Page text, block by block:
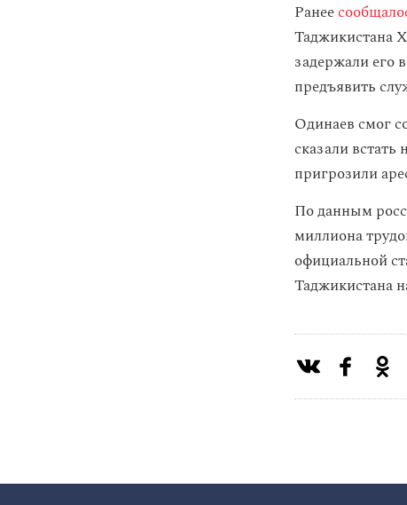
Ранее
Таджикистана
задержали его
предъявить
Одинаев смог
сказали встать
пригрозили
По данным
миллиона
официальной
Таджикистана